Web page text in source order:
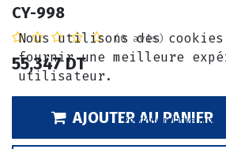
CY-998
(0 avis)
55,347DT
AJOUTER AU PANIER
Nous utilisons des cookies
fournir une meilleure
utilisateur.
Politique relative aux